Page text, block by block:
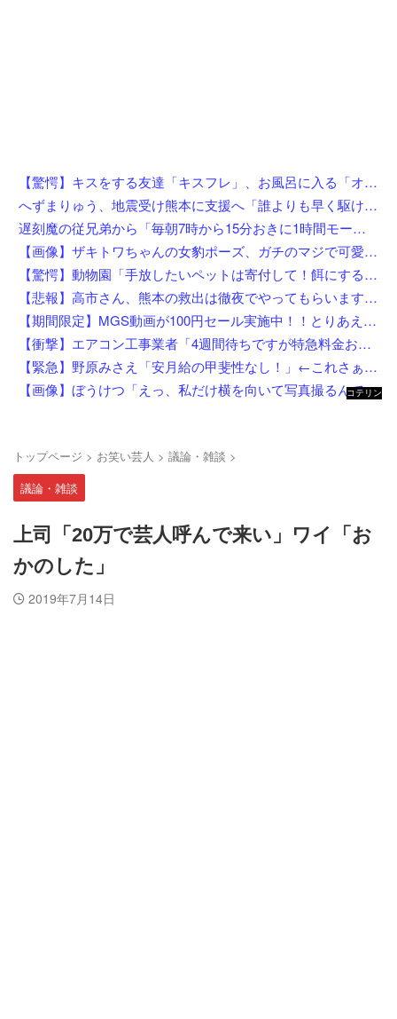
【驚愕】キスをする友達「キスフレ」、お風呂に入る「オフレ」、添い寝の「ソフレ」… Z世代が恋人ではなく「〇〇フレ」を選ぶ理由がこちらw w w w w w w w
へずまりゅう、地震受け熊本に支援へ「誰よりも早く駆け付けます」「こういう時こそ動かないとダメです」
遅刻魔の従兄弟から「毎朝7時から15分おきに1時間モーニングコールしろ」と要求された→10年近く交流もないのに母親代わりを求めてくる厚かましさにイライラ・・・
【画像】ザキトワちゃんの女豹ポーズ、ガチのマジで可愛くてワイらに刺さりまくってしまうw w w w w w w w w w
【驚愕】動物園「手放したいペットは寄付して！餌にするから！」←これってどうなん？w w w w w w w w w w
【悲報】高市さん、熊本の救出は徹夜でやってもらいますと言ってしまいめっちゃ炎上してしまうw w w w w w w w w
【期間限定】MGS動画が100円セール実施中！！とりあえず全部買うやろｗｗｗｗｗ
【衝撃】エアコン工事業者「4週間待ちですが特急料金お支払い頂けるなら当日可です」←これw w w w w w w
【緊急】野原みさえ「安月給の甲斐性なし！」←これさぁ…w w w w w w w
【画像】ぼうけつ「えっ、私だけ横を向いて写真撮るんですか？！」→結果w w w w w w w w
コテリン
トップページ > お笑い芸人 > 議論・雑談 >
議論・雑談
上司「20万で芸人呼んで来い」ワイ「お
かのした」
2019年7月14日